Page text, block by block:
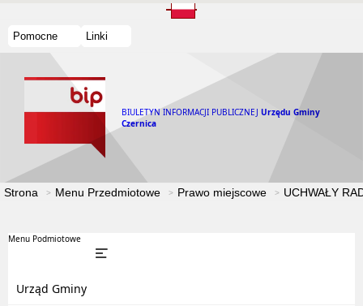
Pomocne Linki
BIULETYN INFORMACJI PUBLICZNEJ Urzędu Gminy
Czernica
Strona Menu Przedmiotowe Prawo miejscowe UCHWAŁY
Menu Podmiotowe
Urząd Gminy